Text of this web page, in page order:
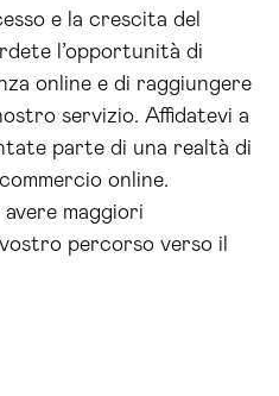
e la crescita del
l’opportunità di
online e di raggiungere
servizio. Affidatevi a
parte di una realtà di
online.
maggiori
percorso verso il